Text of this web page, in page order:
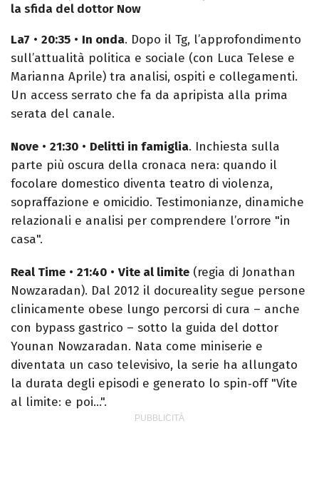
la sfida del dottor Now
La7 • 20:35 • In onda. Dopo il Tg, l’approfondimento
sull’attualità politica e sociale (con Luca Telese e
Marianna Aprile) tra analisi, ospiti e collegamenti.
Un access serrato che fa da apripista alla prima
serata del canale.
Nove • 21:30 • Delitti in famiglia. Inchiesta sulla
parte più oscura della cronaca nera: quando il
focolare domestico diventa teatro di violenza,
sopraffazione e omicidio. Testimonianze, dinamiche
relazionali e analisi per comprendere l’orrore "in
casa".
Real Time • 21:40 • Vite al limite (regia di Jonathan
Nowzaradan). Dal 2012 il docureality segue persone
clinicamente obese lungo percorsi di cura – anche
con bypass gastrico – sotto la guida del dottor
Younan Nowzaradan. Nata come miniserie e
diventata un caso televisivo, la serie ha allungato
la durata degli episodi e generato lo spin‑off "Vite
al limite: e poi…".